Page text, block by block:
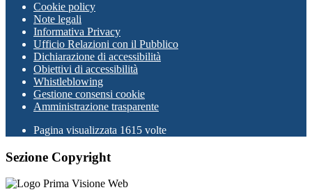
Cookie policy
Note legali
Informativa Privacy
Ufficio Relazioni con il Pubblico
Dichiarazione di accessibilità
Obiettivi di accessibilità
Whistleblowing
Gestione consensi cookie
Amministrazione trasparente
Pagina visualizzata 1615 volte
Sezione Copyright